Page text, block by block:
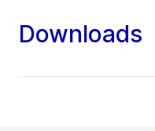
Downloads